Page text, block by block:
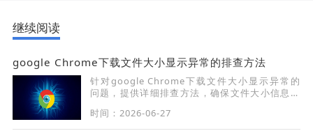
继续阅读
google Chrome下载文件大小显示异常的排查方法
针对google Chrome下载文件大小显示异常的
问题，提供详细排查方法，确保文件大小信息准
时间：2026-06-27